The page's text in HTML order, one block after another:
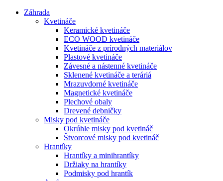
Záhrada
Kvetináče
Keramické kvetináče
ECO WOOD kvetináče
Kvetináče z prírodných materiálov
Plastové kvetináče
Závesné a nástenné kvetináče
Sklenené kvetináče a teráriá
Mrazuvdorné kvetináče
Magnetické kvetináče
Plechové obaly
Drevené debničky
Misky pod kvetináče
Okrúhle misky pod kvetináč
Štvorcové misky pod kvetináč
Hrantíky
Hrantíky a minihrantíky
Držiaky na hrantíky
Podmisky pod hrantík